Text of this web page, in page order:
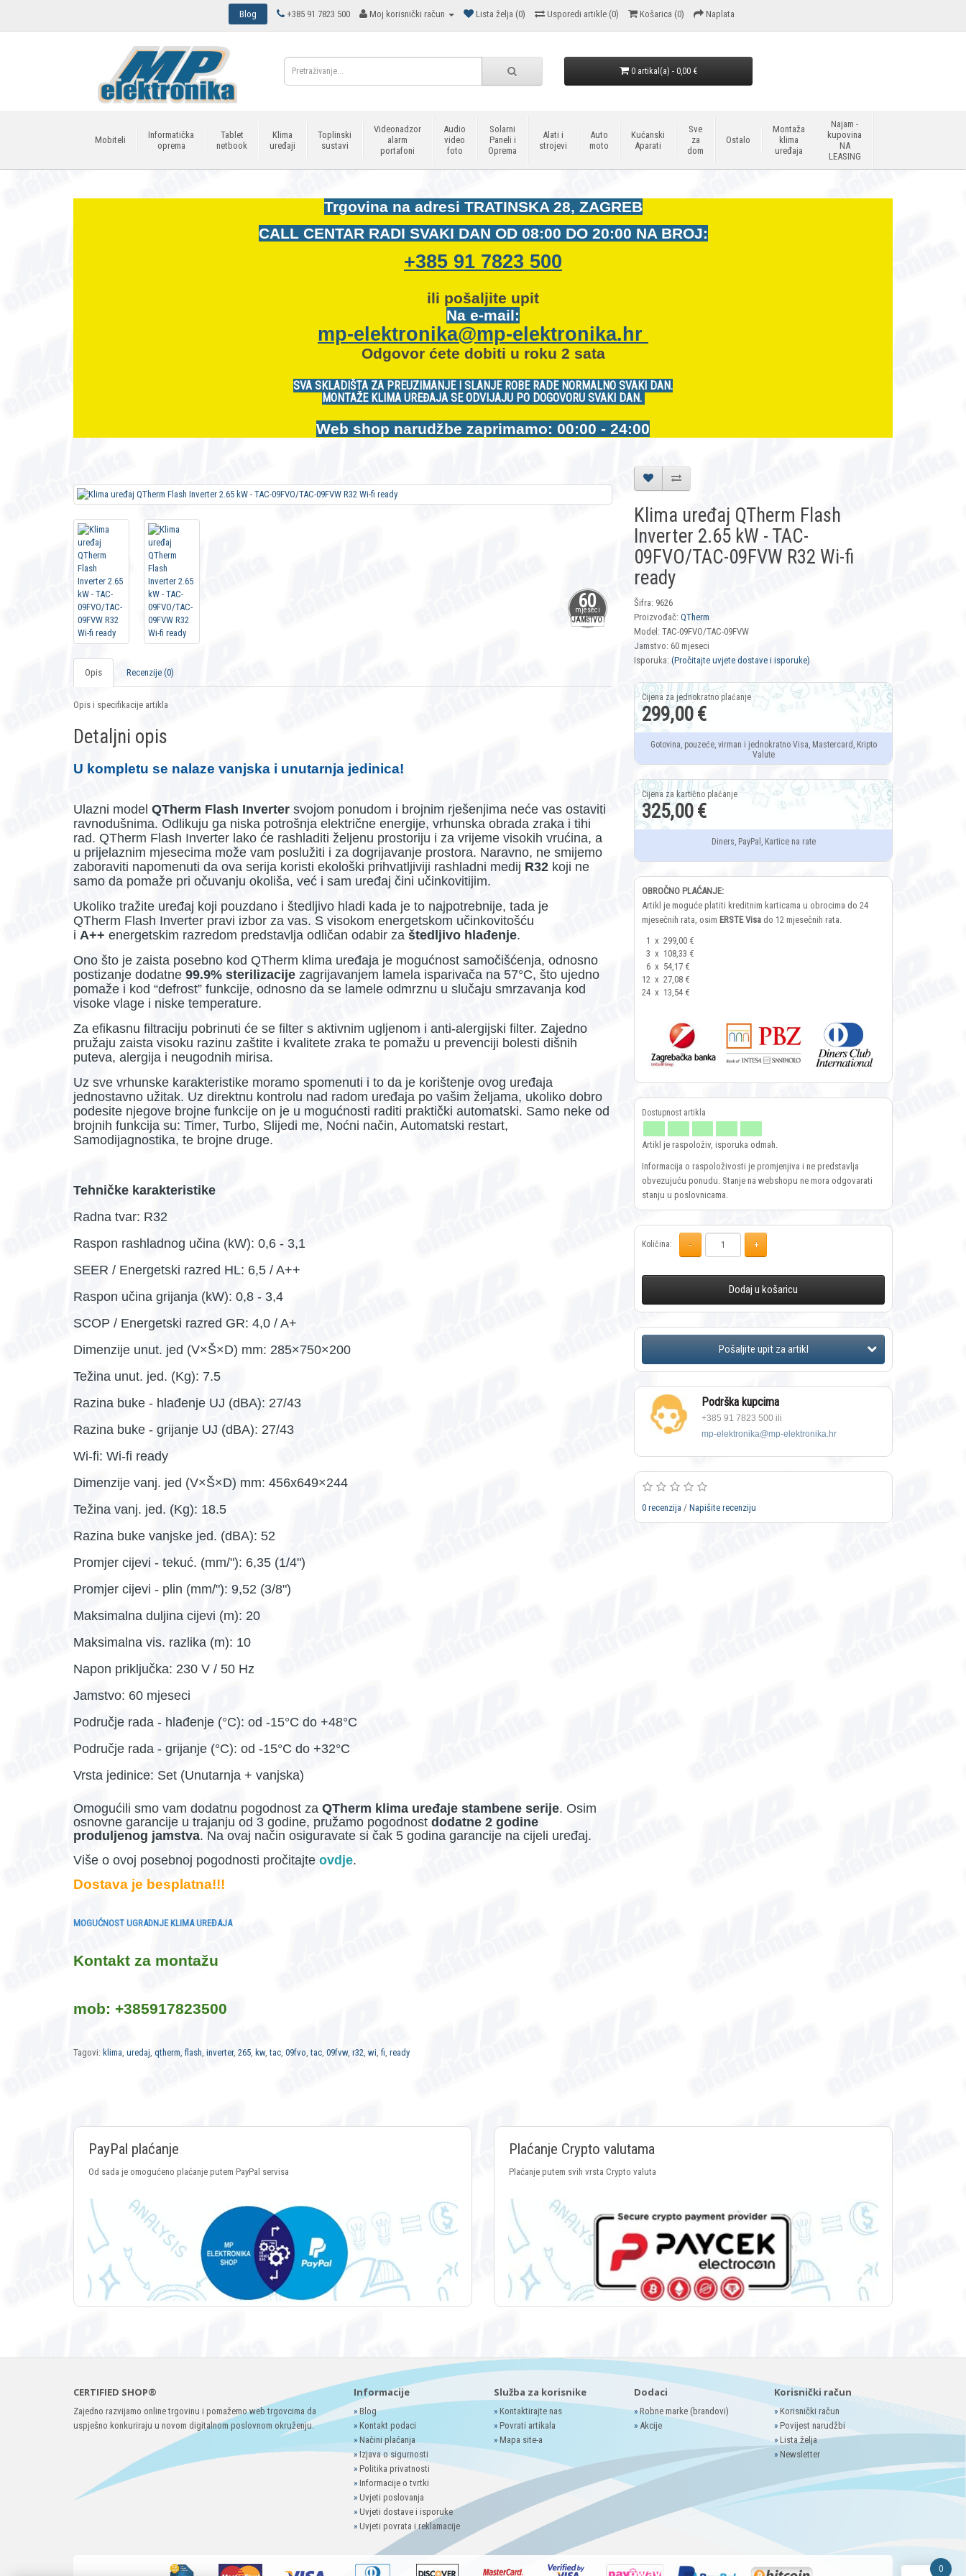
Blog +385 91 7823 500 Moj korisnički račun Lista želja (0) Usporedi artikle (0) Košarica (0) Naplata
0 artikal(a) - 0,00 €
Mobiteli
Informatička
oprema
Tablet
netbook
Klima
uređaji
Toplinski
sustavi
Videonadzor
alarm
portafoni
Audio
video
foto
Solarni
Paneli i
Oprema
Alati i
strojevi
Auto
moto
Kućanski
Aparati
Sve
za
dom
Ostalo
Montaža
klima
uređaja
Najam -
kupovina
NA
LEASING
Trgovina na adresi TRATINSKA 28, ZAGREB
CALL CENTAR RADI SVAKI DAN OD 08:00 DO 20:00 NA BROJ:
+385 91 7823 500
ili pošaljite upit
Na e-mail:
mp-elektronika@mp-elektronika.hr
Odgovor ćete dobiti u roku 2 sata
SVA SKLADIŠTA ZA PREUZIMANJE I SLANJE ROBE RADE NORMALNO SVAKI DAN.
MONTAŽE KLIMA UREĐAJA SE ODVIJAJU PO DOGOVORU SVAKI DAN.
Web shop narudžbe zaprimamo: 00:00 - 24:00
60
mjeseci
JAMSTVO
Opis Recenzije (0)
Opis i specifikacije artikla
Detaljni opis
U kompletu se nalaze vanjska i unutarnja jedinica!
Ulazni model QTherm Flash Inverter svojom ponudom i brojnim rješenjima neće vas ostaviti
ravnodušnima. Odlikuju ga niska potrošnja električne energije, vrhunska obrada zraka i tihi
rad. QTherm Flash Inverter lako će rashladiti željenu prostoriju i za vrijeme visokih vrućina, a
u prijelaznim mjesecima može vam poslužiti i za dogrijavanje prostora. Naravno, ne smijemo
zaboraviti napomenuti da ova serija koristi ekološki prihvatljiviji rashladni medij R32 koji ne
samo da pomaže pri očuvanju okoliša, već i sam uređaj čini učinkovitijim.
Ukoliko tražite uređaj koji pouzdano i štedljivo hladi kada je to najpotrebnije, tada je
QTherm Flash Inverter pravi izbor za vas. S visokom energetskom učinkovitošću
i A++ energetskim razredom predstavlja odličan odabir za štedljivo hlađenje.
Ono što je zaista posebno kod QTherm klima uređaja je mogućnost samočišćenja, odnosno
postizanje dodatne 99.9% sterilizacije zagrijavanjem lamela isparivača na 57°C, što ujedno
pomaže i kod “defrost” funkcije, odnosno da se lamele odmrznu u slučaju smrzavanja kod
visoke vlage i niske temperature.
Za efikasnu filtraciju pobrinuti će se filter s aktivnim ugljenom i anti-alergijski filter. Zajedno
pružaju zaista visoku razinu zaštite i kvalitete zraka te pomažu u prevenciji bolesti dišnih
puteva, alergija i neugodnih mirisa.
Uz sve vrhunske karakteristike moramo spomenuti i to da je korištenje ovog uređaja
jednostavno užitak. Uz direktnu kontrolu nad radom uređaja po vašim željama, ukoliko dobro
podesite njegove brojne funkcije on je u mogućnosti raditi praktički automatski. Samo neke od
brojnih funkcija su: Timer, Turbo, Slijedi me, Noćni način, Automatski restart,
Samodijagnostika, te brojne druge.
Tehničke karakteristike
Radna tvar: R32
Raspon rashladnog učina (kW): 0,6 - 3,1
SEER / Energetski razred HL: 6,5 / A++
Raspon učina grijanja (kW): 0,8 - 3,4
SCOP / Energetski razred GR: 4,0 / A+
Dimenzije unut. jed (V×Š×D) mm: 285×750×200
Težina unut. jed. (Kg): 7.5
Razina buke - hlađenje UJ (dBA): 27/43
Razina buke - grijanje UJ (dBA): 27/43
Wi-fi: Wi-fi ready
Dimenzije vanj. jed (V×Š×D) mm: 456x649×244
Težina vanj. jed. (Kg): 18.5
Razina buke vanjske jed. (dBA): 52
Promjer cijevi - tekuć. (mm/"): 6,35 (1/4")
Promjer cijevi - plin (mm/"): 9,52 (3/8")
Maksimalna duljina cijevi (m): 20
Maksimalna vis. razlika (m): 10
Napon priključka: 230 V / 50 Hz
Jamstvo: 60 mjeseci
Područje rada - hlađenje (°C): od -15°C do +48°C
Područje rada - grijanje (°C): od -15°C do +32°C
Vrsta jedinice: Set (Unutarnja + vanjska)
Omogućili smo vam dodatnu pogodnost za QTherm klima uređaje stambene serije. Osim
osnovne garancije u trajanju od 3 godine, pružamo pogodnost dodatne 2 godine
produljenog jamstva. Na ovaj način osiguravate si čak 5 godina garancije na cijeli uređaj.
Više o ovoj posebnoj pogodnosti pročitajte ovdje.
Dostava je besplatna!!!
MOGUĆNOST UGRADNJE KLIMA UREĐAJA
Kontakt za montažu
mob: +385917823500
Klima uređaj QTherm Flash
Inverter 2.65 kW - TAC-
09FVO/TAC-09FVW R32 Wi-fi
ready
Šifra: 9626
Proizvođač: QTherm
Model: TAC-09FVO/TAC-09FVW
Jamstvo: 60 mjeseci
Isporuka: (Pročitajte uvjete dostave i isporuke)
299,00 €
Gotovina, pouzeće, virman i jednokratno Visa, Mastercard, Kripto
Valute
325,00 €
Diners, PayPal, Kartice na rate
OBROČNO PLAĆANJE:
Artikl je moguće platiti kreditnim karticama u obrocima do 24
mjesečnih rata, osim ERSTE Visa do 12 mjesečnih rata.
1 x 299,00 €
3 x 108,33 €
6 x 54,17 €
12 x 27,08 €
24 x 13,54 €
Artikl je raspoloživ, isporuka odmah.
Informacija o raspoloživosti je promjenjiva i ne predstavlja
obvezujuću ponudu. Stanje na webshopu ne mora odgovarati
stanju u poslovnicama.
Količina:
Dodaj u košaricu
Podrška kupcima
+385 91 7823 500 ili
mp-elektronika@mp-elektronika.hr
0 recenzija / Napišite recenziju
Tagovi: klima, uredaj, qtherm, flash, inverter, 265, kw,tac, 09fvo,tac, 09fvw, r32, wi, fi, ready
PayPal plaćanje
Od sada je omogućeno plaćanje putem PayPal servisa
Plaćanje Crypto valutama
Plaćanje putem svih vrsta Crypto valuta
CERTIFIED SHOP®
Zajedno razvijamo online trgovinu i pomažemo web trgovcima da
uspješno konkuriraju u novom digitalnom poslovnom okruženju.
Informacije
» Blog
» Kontakt podaci
» Načini plaćanja
»Izjava o sigurnosti
» Politika privatnosti
» Informacije o tvrtki
» Uvjeti poslovanja
» Uvjeti dostave i isporuke
» Uvjeti povrata i reklamacije
Služba za korisnike
» Kontaktirajte nas
» Povrati artikala
» Mapa site-a
Dodaci
»Robne marke (brandovi)
» Akcije
Korisnički račun
» Korisnički račun
» Povijest narudžbi
» Lista želja
» Newsletter
0